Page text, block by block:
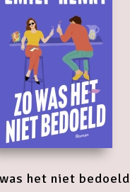
het niet bedoeld